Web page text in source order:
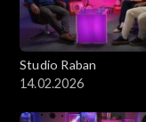
Studio Raban
14.02.2026